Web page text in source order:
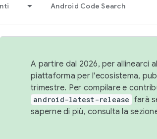
Android Code Search
A partire dal 2026, per allinearci
piattaforma per l'ecosistema,
trimestre. Per compilare e
android-latest-release farà
saperne di più, consulta la